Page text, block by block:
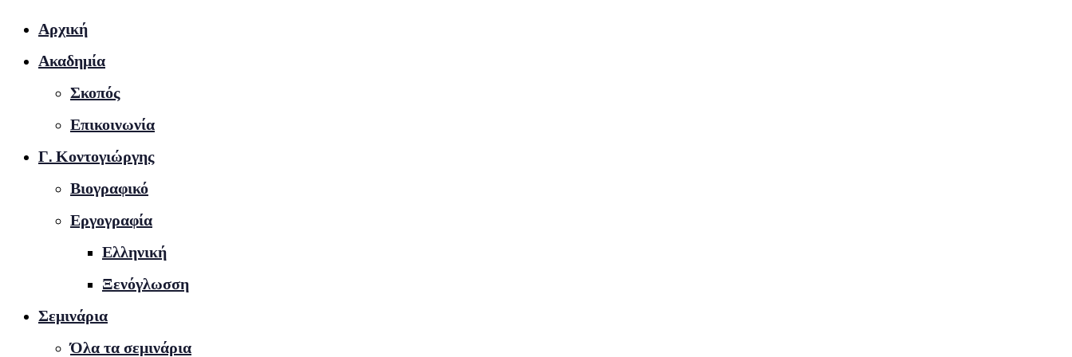
Αρχική
Ακαδημία
Σκοπός
Επικοινωνία
Γ. Κοντογιώργης
Βιογραφικό
Εργογραφία
Ελληνική
Ξενόγλωσση
Σεμινάρια
Όλα τα σεμινάρια